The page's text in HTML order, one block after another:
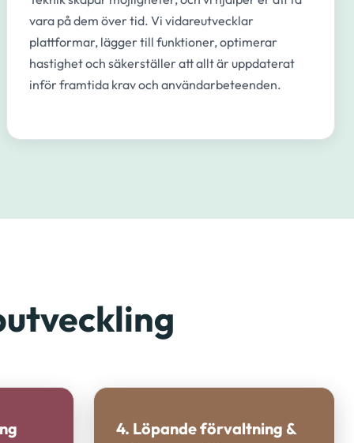
vara på dem över tid. Vi vidareutvecklar
plattformar, lägger till funktioner, optimerar
hastighet och säkerställer att allt är uppdaterat
inför framtida krav och användarbeteenden.
4. Löpande förvaltning &